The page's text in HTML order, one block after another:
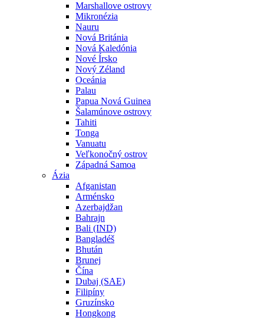
Marshallove ostrovy
Mikronézia
Nauru
Nová Británia
Nová Kaledónia
Nové Írsko
Nový Zéland
Oceánia
Palau
Papua Nová Guinea
Šalamúnove ostrovy
Tahiti
Tonga
Vanuatu
Veľkonočný ostrov
Západná Samoa
Ázia
Afganistan
Arménsko
Azerbajdžan
Bahrajn
Bali (IND)
Bangladéš
Bhután
Brunej
Čína
Dubaj (SAE)
Filipíny
Gruzínsko
Hongkong